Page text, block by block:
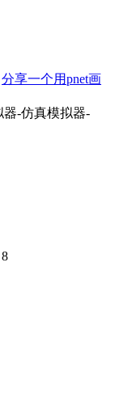
分享一个用pnet画
8